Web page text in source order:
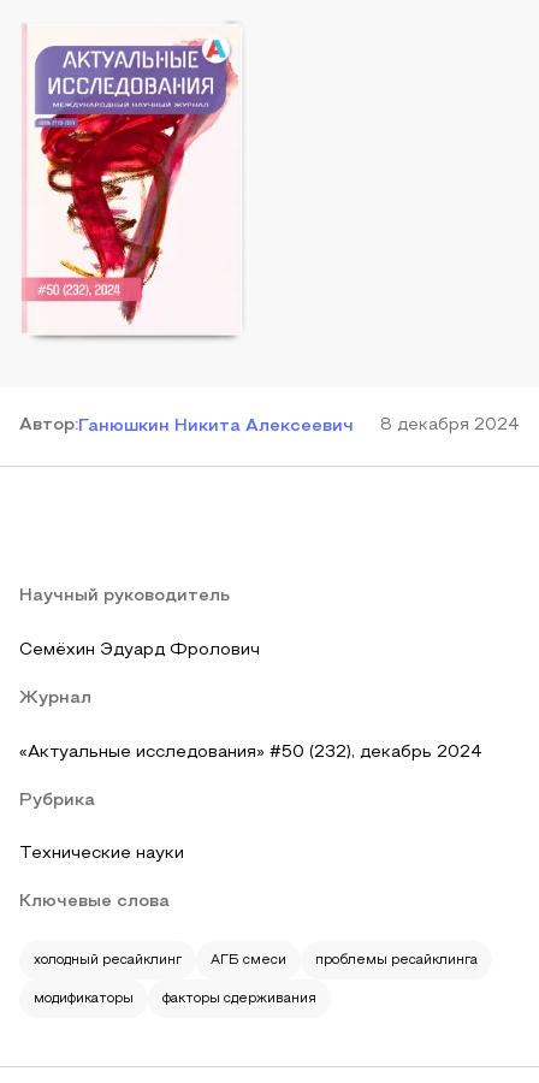
Автор:Ганюшкин Никита Алексеевич 8 декабря 2024
Научный руководитель
Семёхин Эдуард Фролович
Журнал
«Актуальные исследования» #50 (232), декабрь 2024
Рубрика
Технические науки
Ключевые слова
холодный ресайклинг АГБ смеси проблемы ресайклинга
модификаторы факторы сдерживания